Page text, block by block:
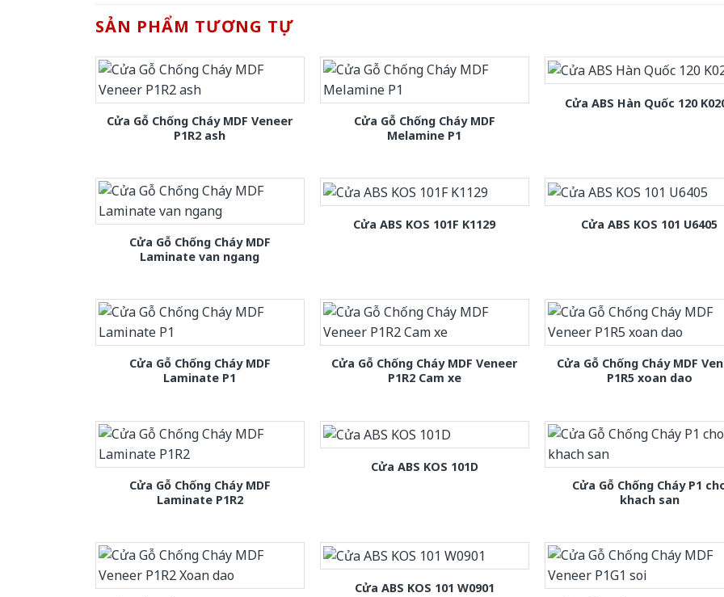
SẢN PHẨM TƯƠNG TỰ
Cửa Gỗ Chống Cháy MDF Veneer
P1R2 ash
Cửa Gỗ Chống Cháy MDF
Melamine P1
Cửa ABS Hàn Quốc 120
Cửa Gỗ Chống Cháy MDF
Laminate van ngang
Cửa ABS KOS 101F K1129 Cửa ABS KOS 101 U6405
Cửa Gỗ Chống Cháy MDF
Laminate P1
Cửa Gỗ Chống Cháy MDF Veneer
P1R2 Cam xe
Cửa Gỗ Chống Cháy MDF
P1R5 xoan dao
Cửa Gỗ Chống Cháy MDF
Laminate P1R2
Cửa ABS KOS 101D
Cửa Gỗ Chống Cháy P1
khach san
Cửa ABS KOS 101 W0901